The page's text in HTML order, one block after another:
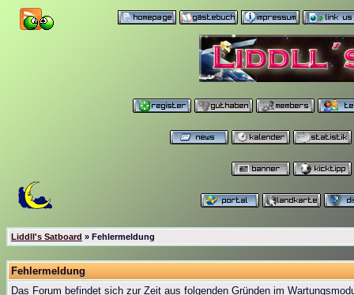
Liddll's Satboard » Fehlermeldung
Fehlermeldung
Das Forum befindet sich zur Zeit aus folgenden Gründen im